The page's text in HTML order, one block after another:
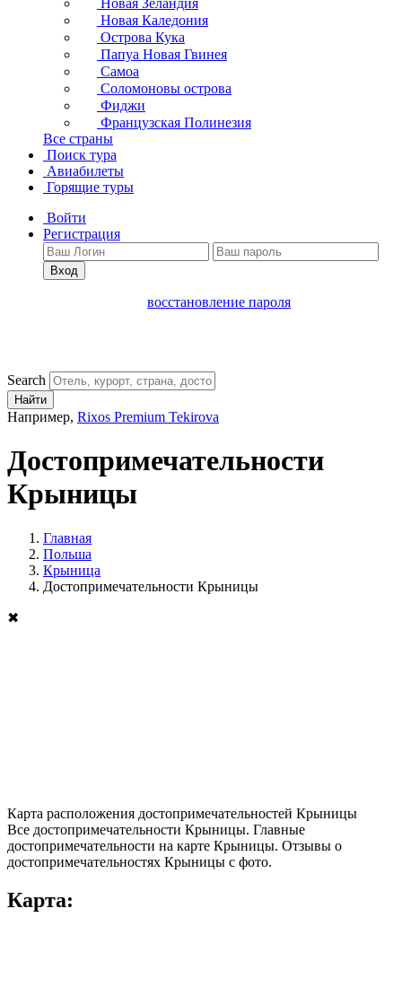
Новая Зеландия
Новая Каледония
Острова Кука
Папуа Новая Гвинея
Самоа
Соломоновы острова
Фиджи
Французская Полинезия
Все страны
Поиск тура
Авиабилеты
Горящие туры
Войти
Регистрация
Вход
восстановление пароля
Search
Найти
Например, Rixos Premium Tekirova
Достопримечательности
Крыницы
Главная
Польша
Крыница
Достопримечательности Крыницы
✖
Карта расположения достопримечательностей Крыницы
Все достопримечательности Крыницы. Главные
достопримечательности на карте Крыницы. Отзывы о
достопримечательностях Крыницы с фото.
Карта: